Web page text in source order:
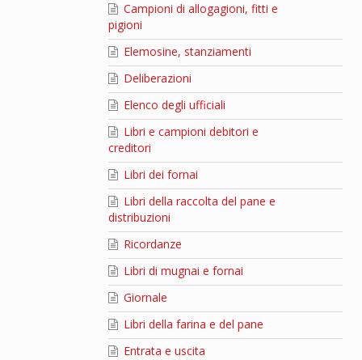
Campioni di allogagioni, fitti e
pigioni
Elemosine, stanziamenti
Deliberazioni
Elenco degli ufficiali
Libri e campioni debitori e
creditori
Libri dei fornai
Libri della raccolta del pane e
distribuzioni
Ricordanze
Libri di mugnai e fornai
Giornale
Libri della farina e del pane
Entrata e uscita